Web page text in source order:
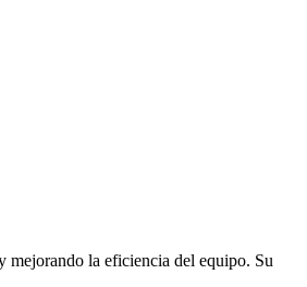
mejorando la eficiencia del equipo. Su